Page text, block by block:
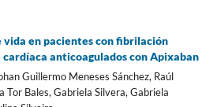
vida en pacientes con fibrilación
anticoagulados con Apixaban
Guillermo Meneses Sánchez, Raúl
Bales, Gabriela Silvera, Gabriela